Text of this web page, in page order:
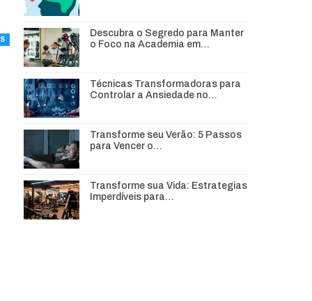
Descubra o Segredo para Manter
o Foco na Academia em…
Técnicas Transformadoras para
Controlar a Ansiedade no…
Transforme seu Verão: 5 Passos
para Vencer o…
Transforme sua Vida: Estrategias
Imperdíveis para…